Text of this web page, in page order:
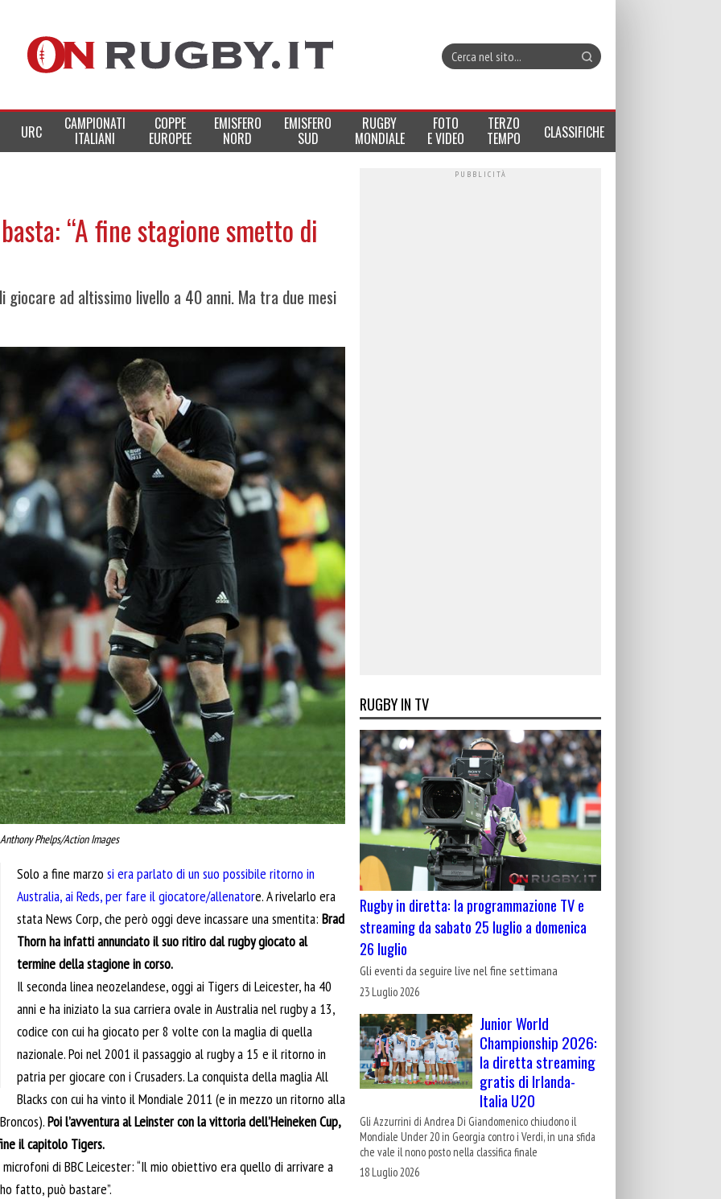
URC CAMPIONATI
ITALIANI
COPPE
EUROPEE
EMISFERO
NORD
EMISFERO
SUD
RUGBY
MONDIALE
FOTO
E VIDEO
TERZO
TEMPO CLASSIFICHE
“A fine stagione smetto di
ad altissimo livello a 40 anni. Ma tra due mesi
Phelps/Action Images
Solo a fine marzo si era parlato di un suo possibile ritorno in
Australia, ai Reds, per fare il giocatore/allenatore. A rivelarlo era
stata News Corp, che però oggi deve incassare una smentita: Brad
Thorn ha infatti annunciato il suo ritiro dal rugby giocato al
termine della stagione in corso.
Il seconda linea neozelandese, oggi ai Tigers di Leicester, ha 40
anni e ha iniziato la sua carriera ovale in Australia nel rugby a 13,
codice con cui ha giocato per 8 volte con la maglia di quella
nazionale. Poi nel 2001 il passaggio al rugby a 15 e il ritorno in
patria per giocare con i Crusaders. La conquista della maglia All
Blacks con cui ha vinto il Mondiale 2011 (e in mezzo un ritorno alla
Poi l’avventura al Leinster con la vittoria dell’Heineken Cup,
il capitolo Tigers.
di BBC Leicester: “Il mio obiettivo era quello di arrivare a
fatto, può bastare”.
RUGBY IN TV
Rugby in diretta: la programmazione TV e
streaming da sabato 25 luglio a domenica
26 luglio
Gli eventi da seguire live nel fine settimana
23 Luglio 2026
Junior World
Championship 2026:
la diretta streaming
gratis di Irlanda-
Italia U20
Gli Azzurrini di Andrea Di Giandomenico chiudono il
Mondiale Under 20 in Georgia contro i Verdi, in una sfida
che vale il nono posto nella classifica finale
18 Luglio 2026